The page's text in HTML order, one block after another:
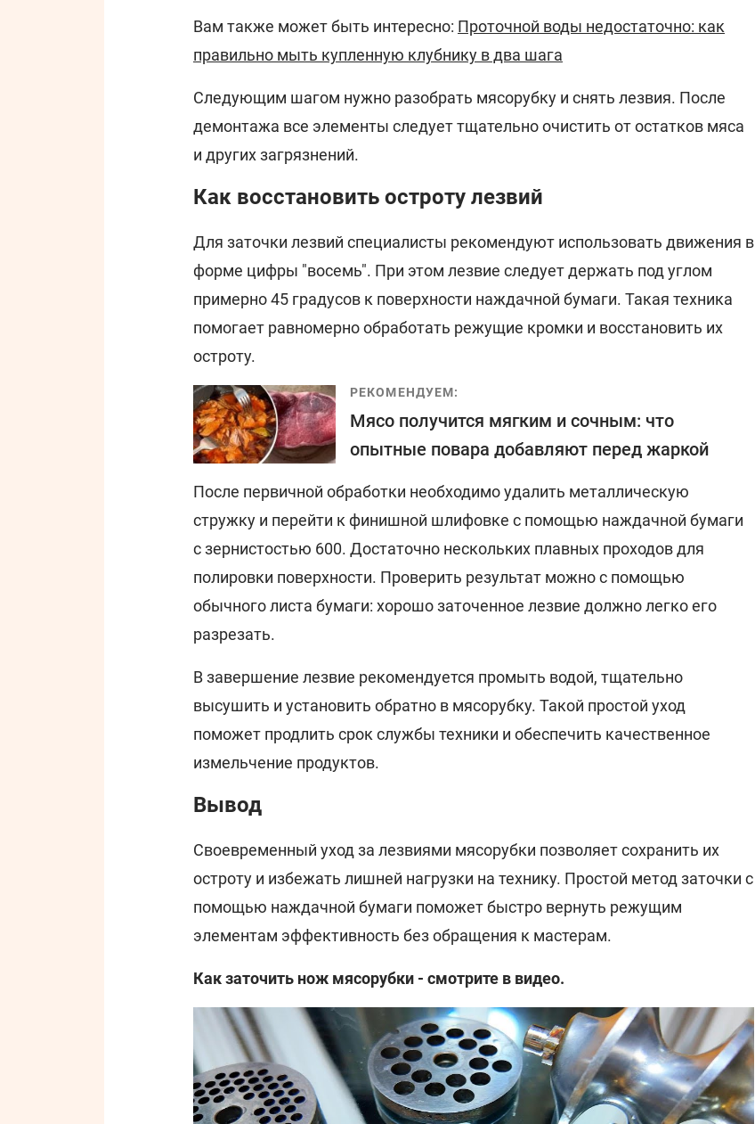
Вам также может быть интересно: Проточной воды недостаточно: как
правильно мыть купленную клубнику в два шага
Следующим шагом нужно разобрать мясорубку и снять лезвия. После
демонтажа все элементы следует тщательно очистить от остатков мяса
и других загрязнений.
Как восстановить остроту лезвий
Для заточки лезвий специалисты рекомендуют использовать движения в
форме цифры "восемь". При этом лезвие следует держать под углом
примерно 45 градусов к поверхности наждачной бумаги. Такая техника
помогает равномерно обработать режущие кромки и восстановить их
остроту.
РЕКОМЕНДУЕМ:
Мясо получится мягким и сочным: что
опытные повара добавляют перед жаркой
После первичной обработки необходимо удалить металлическую
стружку и перейти к финишной шлифовке с помощью наждачной бумаги
с зернистостью 600. Достаточно нескольких плавных проходов для
полировки поверхности. Проверить результат можно с помощью
обычного листа бумаги: хорошо заточенное лезвие должно легко его
разрезать.
В завершение лезвие рекомендуется промыть водой, тщательно
высушить и установить обратно в мясорубку. Такой простой уход
поможет продлить срок службы техники и обеспечить качественное
измельчение продуктов.
Вывод
Своевременный уход за лезвиями мясорубки позволяет сохранить их
остроту и избежать лишней нагрузки на технику. Простой метод заточки с
помощью наждачной бумаги поможет быстро вернуть режущим
элементам эффективность без обращения к мастерам.
Как заточить нож мясорубки - смотрите в видео.